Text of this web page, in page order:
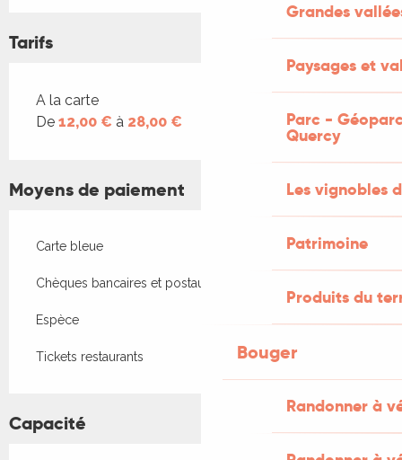
Grandes
Paysages et
Parc -
Quercy
Les vignobles
Patrimoine
Produits du
Bouger
Randonner à
Tarifs
Tarifs 2026
A la carte
De 12,00 € à 28,00 €
Moyens de paiement
Carte bleue
Chèques bancaires et postaux
Espèce
Tickets restaurants
Capacité